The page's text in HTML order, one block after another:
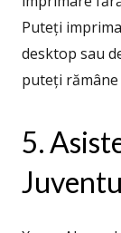
Puteți
desktop sau
puteți
5.